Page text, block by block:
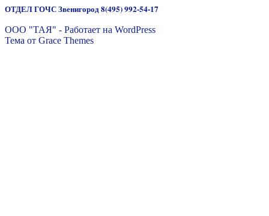
ОТДЕЛ ГОЧС Звенигород 8(495) 992-54-17
ООО "ТАЯ" - Работает на WordPress
Тема от Grace Themes